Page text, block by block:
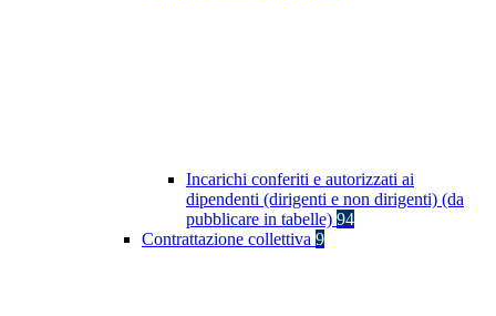
Incarichi conferiti e autorizzati ai
dipendenti (dirigenti e non dirigenti) (da
pubblicare in tabelle) 94
Contrattazione collettiva 9